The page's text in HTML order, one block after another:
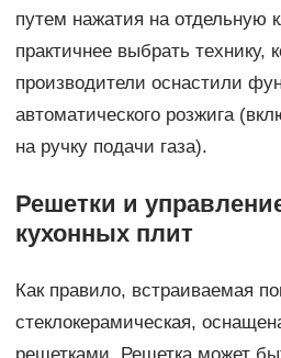
путем нажатия на отдельную
практичнее выбрать технику,
производители оснастили
автоматического розжига
на ручку подачи газа).
Решетки и
кухонных плит
Как правило, встраиваемая
стеклокерамическая,